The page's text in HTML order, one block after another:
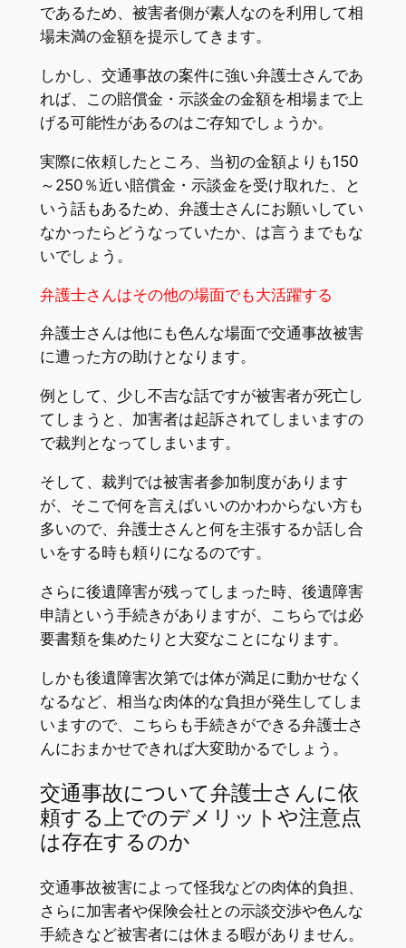
であるため、被害者側が素人なのを利用して相
場未満の金額を提示してきます。
しかし、交通事故の案件に強い弁護士さんであ
れば、この賠償金・示談金の金額を相場まで上
げる可能性があるのはご存知でしょうか。
実際に依頼したところ、当初の金額よりも150
～250％近い賠償金・示談金を受け取れた、と
いう話もあるため、弁護士さんにお願いしてい
なかったらどうなっていたか、は言うまでもな
いでしょう。
弁護士さんはその他の場面でも大活躍する
弁護士さんは他にも色んな場面で交通事故被害
に遭った方の助けとなります。
例として、少し不吉な話ですが被害者が死亡し
てしまうと、加害者は起訴されてしまいますの
で裁判となってしまいます。
そして、裁判では被害者参加制度があります
が、そこで何を言えばいいのかわからない方も
多いので、弁護士さんと何を主張するか話し合
いをする時も頼りになるのです。
さらに後遺障害が残ってしまった時、後遺障害
申請という手続きがありますが、こちらでは必
要書類を集めたりと大変なことになります。
しかも後遺障害次第では体が満足に動かせなく
なるなど、相当な肉体的な負担が発生してしま
いますので、こちらも手続きができる弁護士さ
んにおまかせできれば大変助かるでしょう。
交通事故について弁護士さんに依
頼する上でのデメリットや注意点
は存在するのか
交通事故被害によって怪我などの肉体的負担、
さらに加害者や保険会社との示談交渉や色んな
手続きなど被害者には休まる暇がありません。